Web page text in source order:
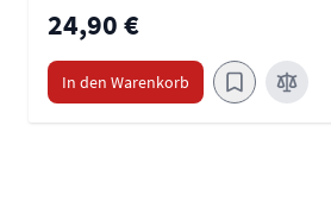
24,90 €
In den Warenkorb